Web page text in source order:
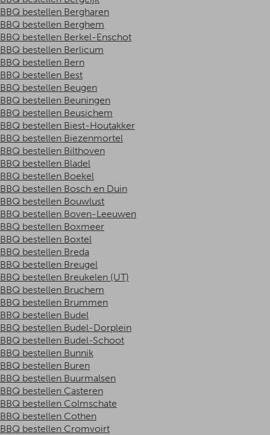
BBQ bestellen Bergharen
BBQ bestellen Berghem
BBQ bestellen Berkel-Enschot
BBQ bestellen Berlicum
BBQ bestellen Bern
BBQ bestellen Best
BBQ bestellen Beugen
BBQ bestellen Beuningen
BBQ bestellen Beusichem
BBQ bestellen Biest-Houtakker
BBQ bestellen Biezenmortel
BBQ bestellen Bilthoven
BBQ bestellen Bladel
BBQ bestellen Boekel
BBQ bestellen Bosch en Duin
BBQ bestellen Bouwlust
BBQ bestellen Boven-Leeuwen
BBQ bestellen Boxmeer
BBQ bestellen Boxtel
BBQ bestellen Breda
BBQ bestellen Breugel
BBQ bestellen Breukelen (UT)
BBQ bestellen Bruchem
BBQ bestellen Brummen
BBQ bestellen Budel
BBQ bestellen Budel-Dorplein
BBQ bestellen Budel-Schoot
BBQ bestellen Bunnik
BBQ bestellen Buren
BBQ bestellen Buurmalsen
BBQ bestellen Casteren
BBQ bestellen Colmschate
BBQ bestellen Cothen
BBQ bestellen Cromvoirt